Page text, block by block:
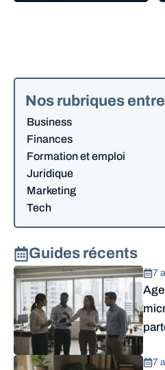
Nos rubriques
Business
Finances
Formation et emploi
Juridique
Marketing
Tech
Guides récents
7
7